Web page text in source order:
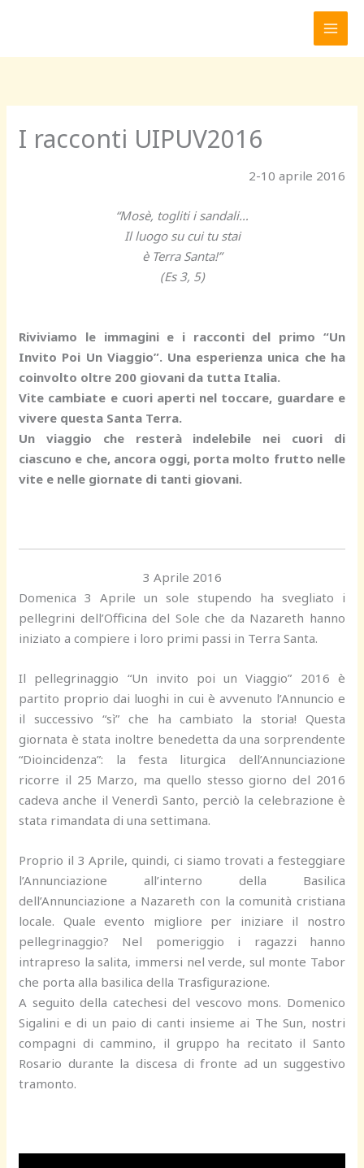
I racconti UIPUV2016
2-10 aprile 2016
“Mosè, togliti i sandali…
Il luogo su cui tu stai
è Terra Santa!”
(Es 3, 5)
Riviviamo le immagini e i racconti del primo “Un
Invito Poi Un Viaggio”. Una esperienza unica che ha
coinvolto oltre 200 giovani da tutta Italia.
Vite cambiate e cuori aperti nel toccare, guardare e
vivere questa Santa Terra.
Un viaggio che resterà indelebile nei cuori di
ciascuno e che, ancora oggi, porta molto frutto nelle
vite e nelle giornate di tanti giovani.
3 Aprile 2016
Domenica 3 Aprile un sole stupendo ha svegliato i
pellegrini dell’Officina del Sole che da Nazareth hanno
iniziato a compiere i loro primi passi in Terra Santa.
Il pellegrinaggio “Un invito poi un Viaggio” 2016 è
partito proprio dai luoghi in cui è avvenuto l’Annuncio e
il successivo “sì” che ha cambiato la storia! Questa
giornata è stata inoltre benedetta da una sorprendente
“Dioincidenza”: la festa liturgica dell’Annunciazione
ricorre il 25 Marzo, ma quello stesso giorno del 2016
cadeva anche il Venerdì Santo, perciò la celebrazione è
stata rimandata di una settimana.
Proprio il 3 Aprile, quindi, ci siamo trovati a festeggiare
l’Annunciazione all’interno della Basilica
dell’Annunciazione a Nazareth con la comunità cristiana
locale. Quale evento migliore per iniziare il nostro
pellegrinaggio? Nel pomeriggio i ragazzi hanno
intrapreso la salita, immersi nel verde, sul monte Tabor
che porta alla basilica della Trasfigurazione.
A seguito della catechesi del vescovo mons. Domenico
Sigalini e di un paio di canti insieme ai The Sun, nostri
compagni di cammino, il gruppo ha recitato il Santo
Rosario durante la discesa di fronte ad un suggestivo
tramonto.